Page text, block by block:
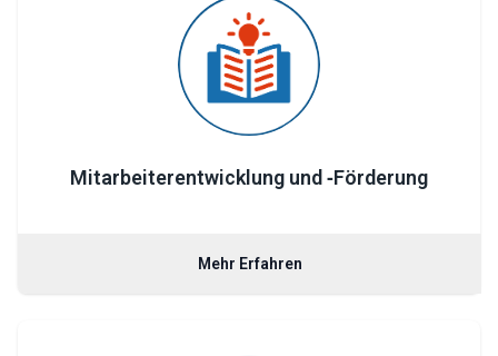
Mitarbeiterentwicklung und ‑Förderung
Mehr Erfahren